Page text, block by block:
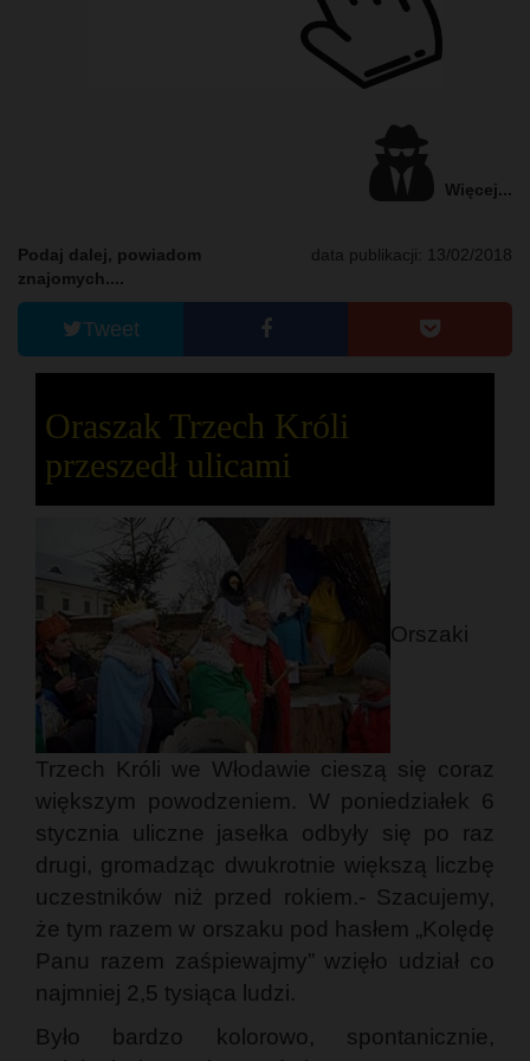
Więcej...
data publikacji: 13/02/2018
Podaj dalej, powiadom
znajomych....
Tweet
Oraszak Trzech Króli
przeszedł ulicami
Orszaki
Trzech Króli we Włodawie cieszą się coraz
większym powodzeniem. W poniedziałek 6
stycznia uliczne jasełka odbyły się po raz
drugi, gromadząc dwukrotnie większą liczbę
uczestników niż przed rokiem.- Szacujemy,
że tym razem w orszaku pod hasłem „Kolędę
Panu razem zaśpiewajmy” wzięło udział co
najmniej 2,5 tysiąca ludzi.
Było bardzo kolorowo, spontanicznie,